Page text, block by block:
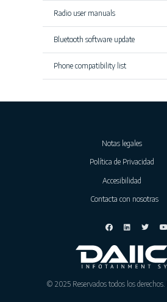
Radio user manuals
Bluetooth software update
Phone compatibility list
Notas legales
Política de Privacidad
Accesibilidad
Contacta con nosotras
© 2025 Reservados todos los derechos.